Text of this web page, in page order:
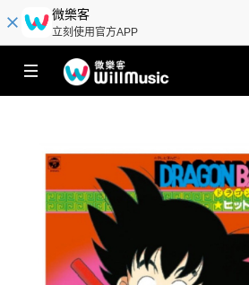
微樂客
立刻使用官方APP